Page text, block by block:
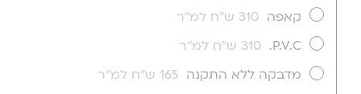
קאפה 310 ש''ח למ''ר
P.V.C.
310 ש''ח למ''ר
מדבקה ללא התקנה 165 ש''ח למ''ר